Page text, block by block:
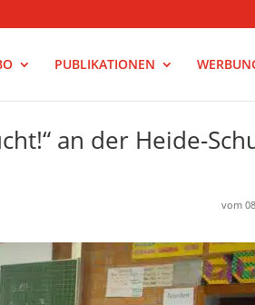
PUBLIKATIONEN
an der Heide-
vom